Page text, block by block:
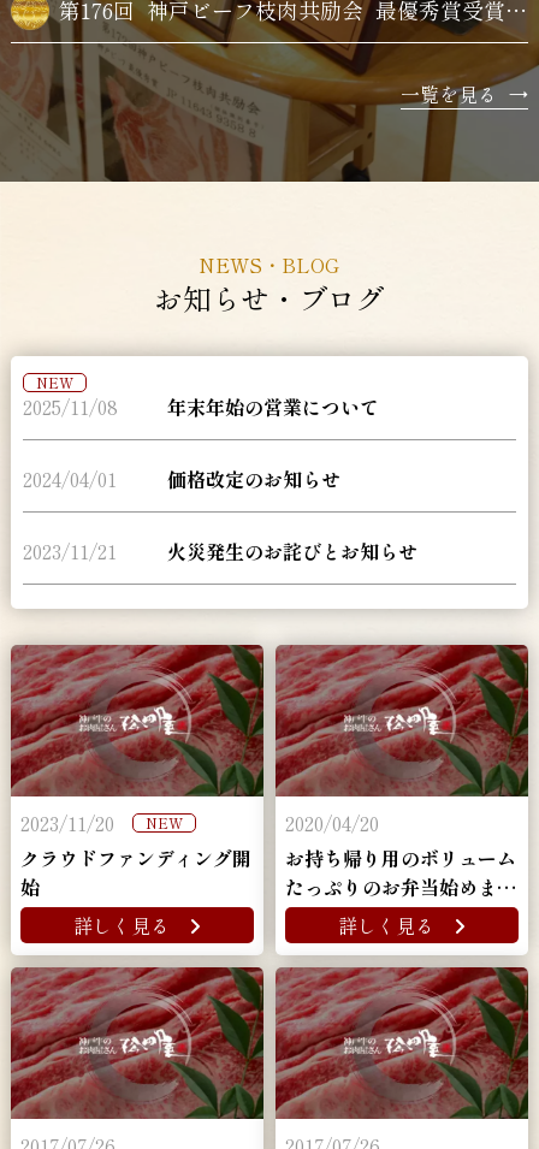
第176回 神戸ビーフ枝肉共励会 最優秀賞受賞牛購買
一覧を見る →
NEWS・BLOG
お知らせ・ブログ
2025/11/08
NEW
年末年始の営業について
2024/04/01 価格改定のお知らせ
2023/11/21 火災発生のお詫びとお知らせ
2023/11/20 NEW
クラウドファンディング開
始
詳しく見る
2020/04/20
お持ち帰り用のボリューム
たっぷりのお弁当始めまし
た！ 詳しく見る